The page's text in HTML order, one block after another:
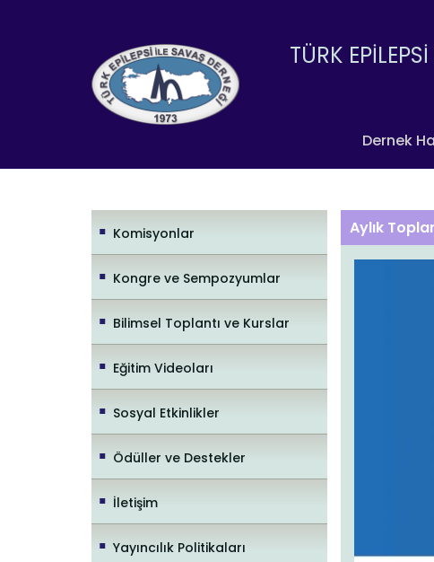
TÜRK
Dernek
Komisyonlar
Kongre ve Sempozyumlar
Bilimsel Toplantı ve Kurslar
Eğitim Videoları
Sosyal Etkinlikler
Ödüller ve Destekler
İletişim
Yayıncılık Politikaları
Aylık